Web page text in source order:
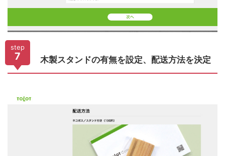
step
7 木製スタンドの有無を設定、配送方法を決定